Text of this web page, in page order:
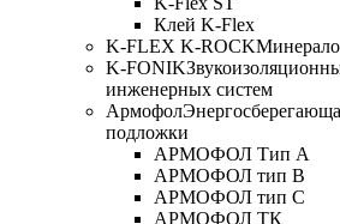
Клей K-Flex
K-FLEX K-ROCK
K-FONIK
инженерных систем
Армофол
подложки
АРМОФОЛ Тип А
АРМОФОЛ тип В
АРМОФОЛ тип C
АРМОФОЛ ТК